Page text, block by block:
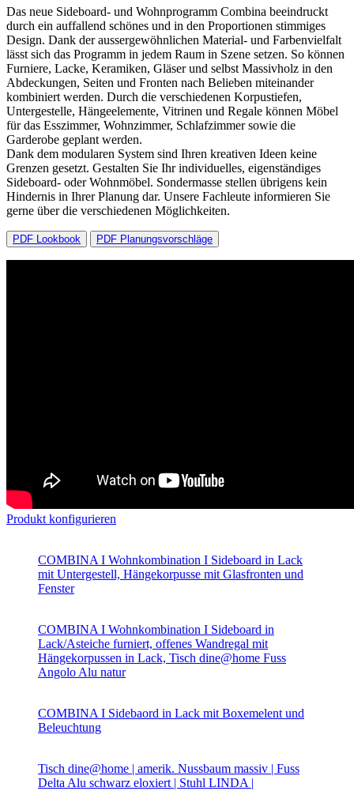
Das neue Sideboard- und Wohnprogramm Combina beeindruckt
durch ein auffallend schönes und in den Proportionen stimmiges
Design. Dank der aussergewöhnlichen Material- und Farbenvielfalt
lässt sich das Programm in jedem Raum in Szene setzen. So können
Furniere, Lacke, Keramiken, Gläser und selbst Massivholz in den
Abdeckungen, Seiten und Fronten nach Belieben miteinander
kombiniert werden. Durch die verschiedenen Korpustiefen,
Untergestelle, Hängeelemente, Vitrinen und Regale können Möbel
für das Esszimmer, Wohnzimmer, Schlafzimmer sowie die
Garderobe geplant werden.
Dank dem modularen System sind Ihren kreativen Ideen keine
Grenzen gesetzt. Gestalten Sie Ihr individuelles, eigenständiges
Sideboard- oder Wohnmöbel. Sondermasse stellen übrigens kein
Hindernis in Ihrer Planung dar. Unsere Fachleute informieren Sie
gerne über die verschiedenen Möglichkeiten.
PDF Lookbook PDF Planungsvorschläge
Produkt konfigurieren
COMBINA I Wohnkombination I Sideboard in Lack
mit Untergestell, Hängekorpusse mit Glasfronten und
Fenster
COMBINA I Wohnkombination I Sideboard in
Lack/Asteiche furniert, offenes Wandregal mit
Hängekorpussen in Lack, Tisch dine@home Fuss
Angolo Alu natur
COMBINA I Sidebaord in Lack mit Boxemelent und
Beleuchtung
Tisch dine@home | amerik. Nussbaum massiv | Fuss
Delta Alu schwarz eloxiert | Stuhl LINDA |